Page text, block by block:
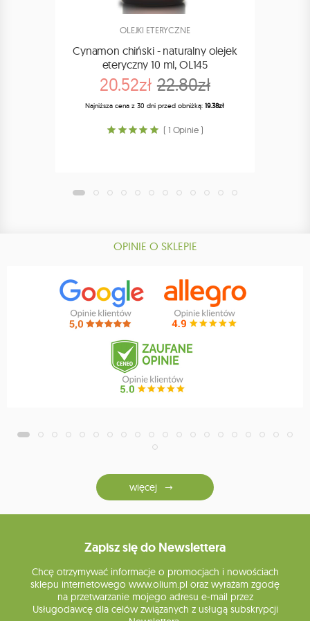
OLEJKI ETERYCZNE
Cynamon chiński - naturalny olejek
eteryczny 10 ml, OL145
20.52zł 22.80zł
Najniższa cena z 30 dni przed obniżką:19.38zł
( 1 Opinie )
OPINIE O SKLEPIE
więcej
Zapisz się do Newslettera
Chcę otrzymywać informacje o promocjach i nowościach
sklepu internetowego www.olium.pl oraz wyrażam zgodę
na przetwarzanie mojego adresu e-mail przez
Usługodawcę dla celów związanych z usługą subskrypcji